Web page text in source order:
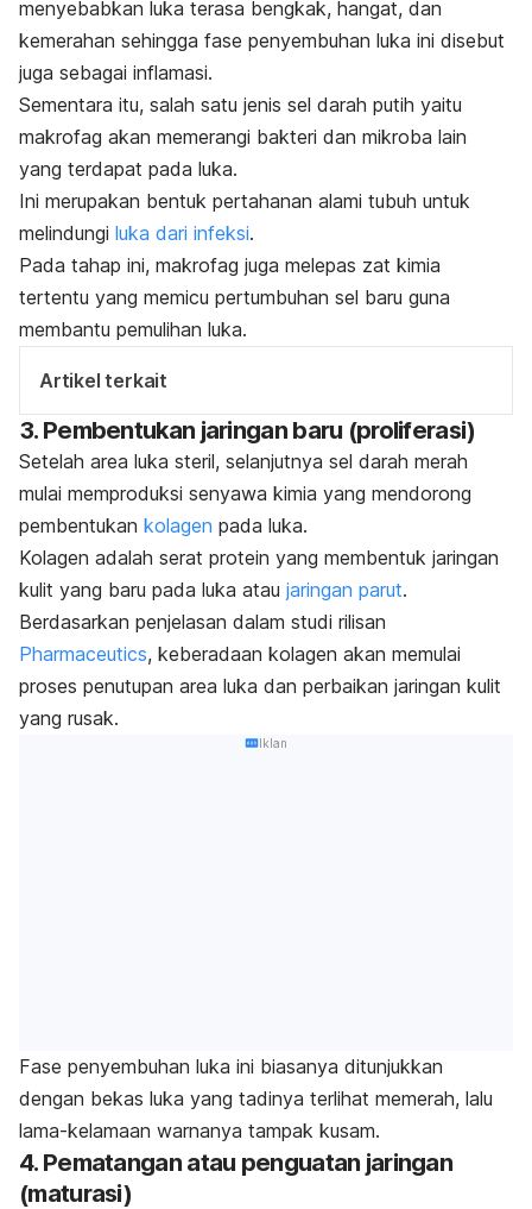
menyebabkan luka terasa bengkak, hangat, dan
kemerahan sehingga fase penyembuhan luka ini disebut
juga sebagai inflamasi.
Sementara itu, salah satu jenis sel darah putih yaitu
makrofag akan memerangi bakteri dan mikroba lain
yang terdapat pada luka.
Ini merupakan bentuk pertahanan alami tubuh untuk
melindungi luka dari infeksi.
Pada tahap ini, makrofag juga melepas zat kimia
tertentu yang memicu pertumbuhan sel baru guna
membantu pemulihan luka.
Artikel terkait
3. Pembentukan jaringan baru (proliferasi)
Setelah area luka steril, selanjutnya sel darah merah
mulai memproduksi senyawa kimia yang mendorong
pembentukan kolagen pada luka.
Kolagen adalah serat protein yang membentuk jaringan
kulit yang baru pada luka atau jaringan parut.
Berdasarkan penjelasan dalam studi rilisan
Pharmaceutics, keberadaan kolagen akan memulai
proses penutupan area luka dan perbaikan jaringan kulit
yang rusak.
Iklan
Fase penyembuhan luka ini biasanya ditunjukkan
dengan bekas luka yang tadinya terlihat memerah, lalu
lama-kelamaan warnanya tampak kusam.
4. Pematangan atau penguatan jaringan
(maturasi)